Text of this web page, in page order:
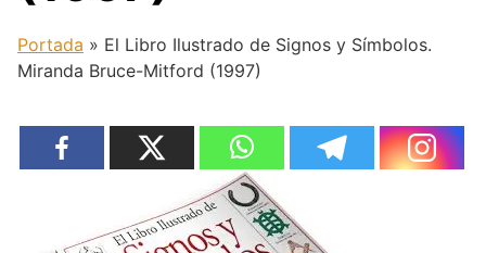
Portada » El Libro Ilustrado de Signos y Símbolos.
Miranda Bruce-Mitford (1997)